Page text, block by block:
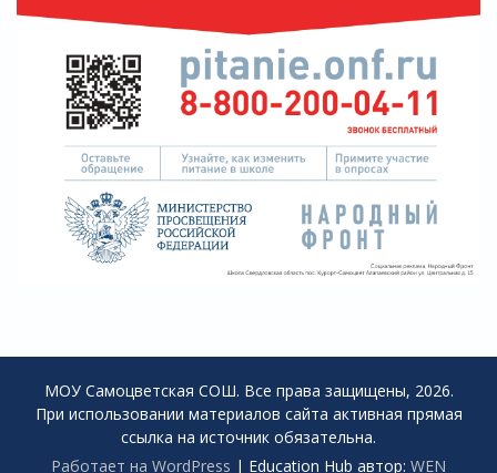
МОУ Самоцветская СОШ. Все права защищены, 2026.
При использовании материалов сайта активная прямая
ссылка на источник обязательна.
Работает на WordPress | Education Hub автор: WEN